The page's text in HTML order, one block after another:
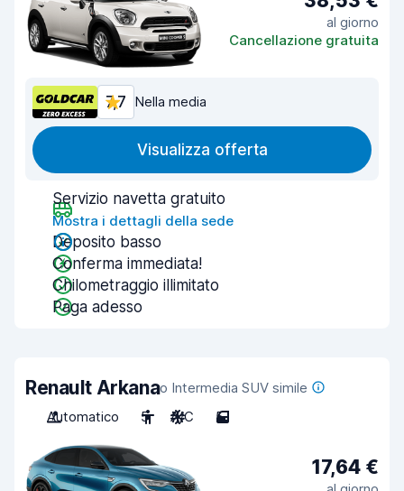
al giorno
Cancellazione gratuita
7,7 Nella media
Visualizza offerta
Servizio navetta gratuito
Mostra i dettagli della sede
Deposito basso
Conferma immediata!
Chilometraggio illimitato
Paga adesso
Renault Arkanao Intermedia SUV simile
Automatico
5 A/C 5
17,64 €